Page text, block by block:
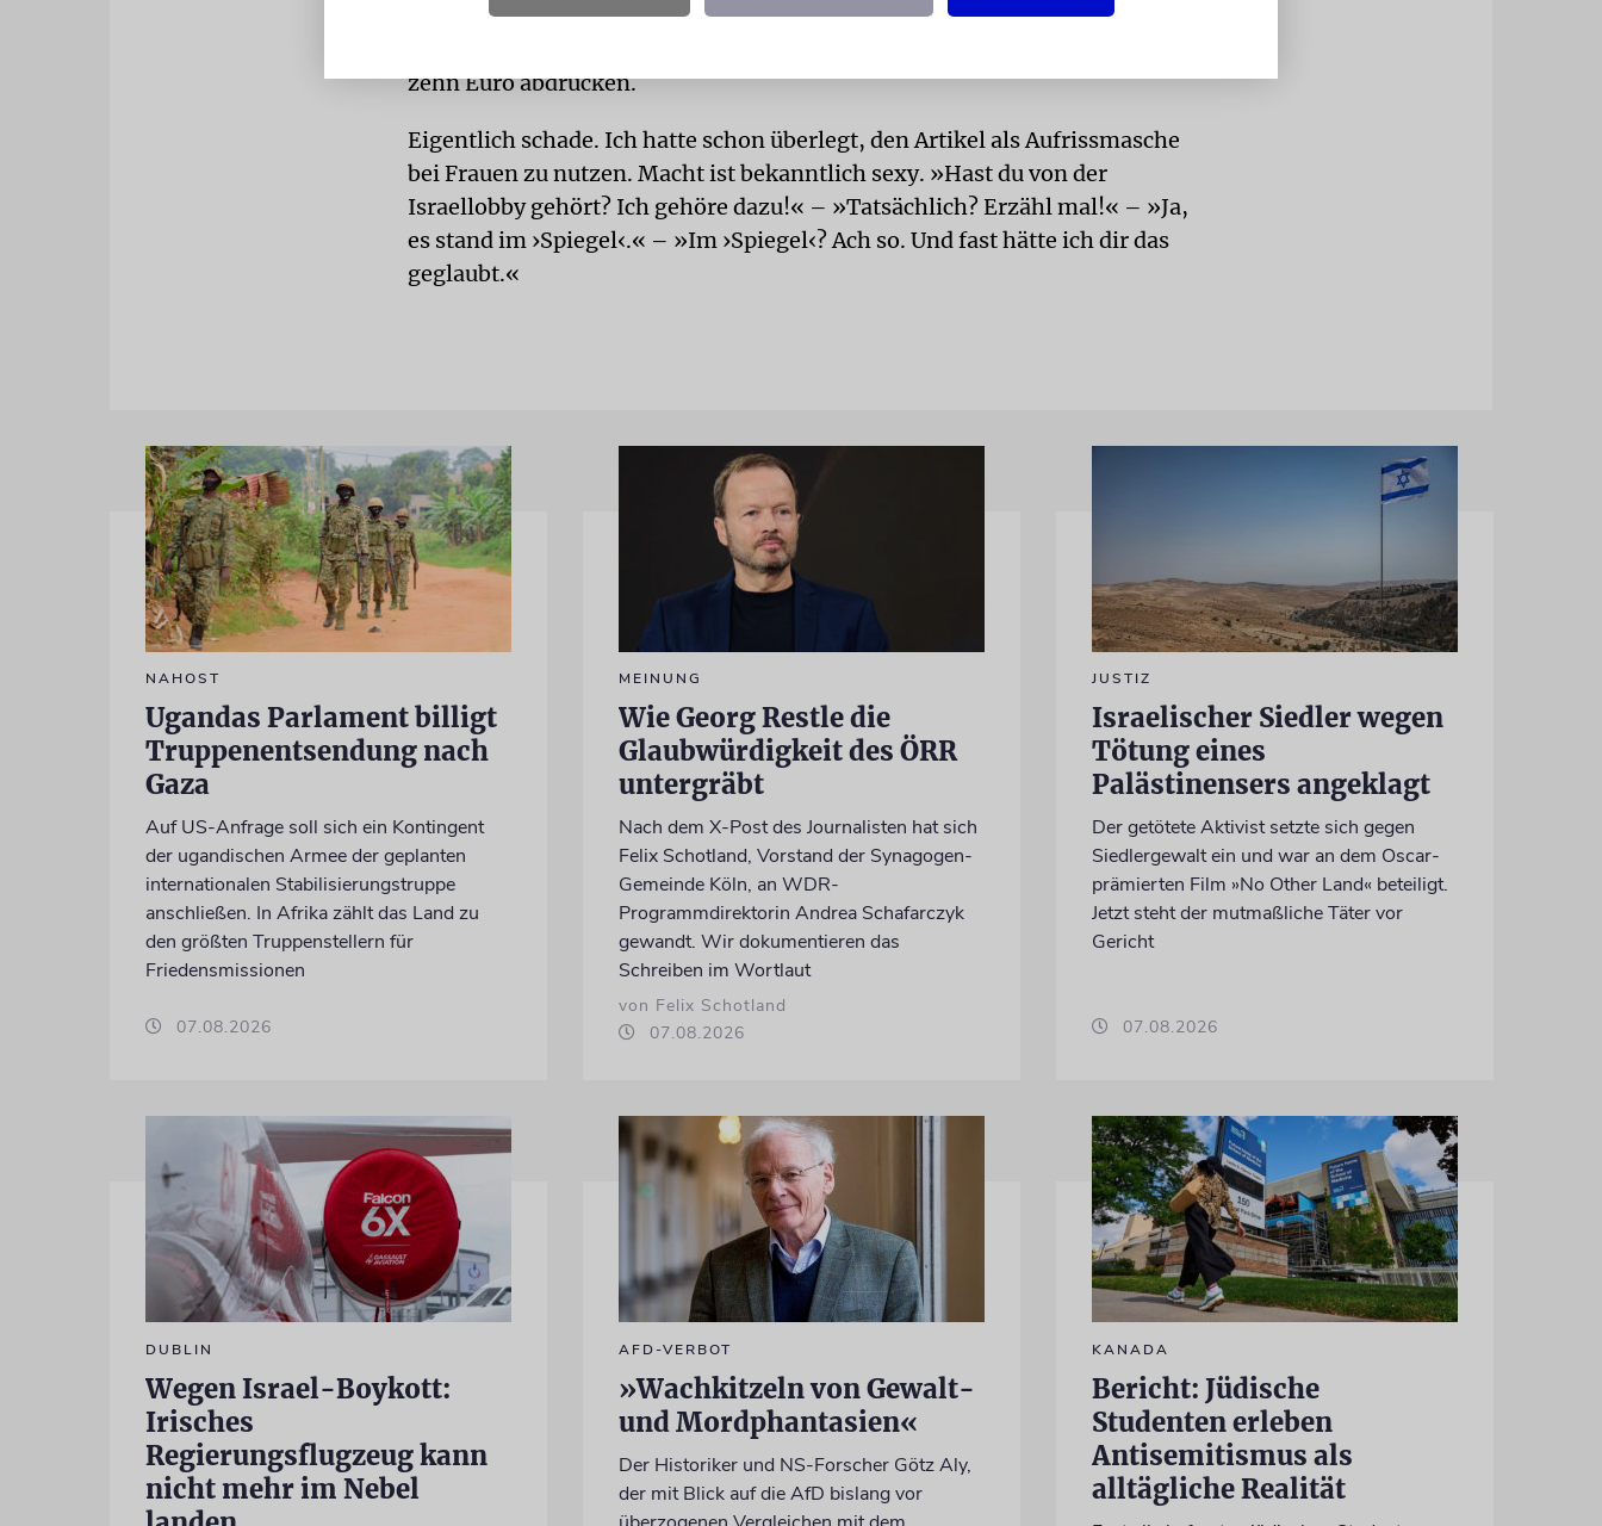
hätte ich den gefragt, ob er die PIN-Nummer meiner Kreditkarte kennt, die
zehn Euro abdrücken.
Eigentlich schade. Ich hatte schon überlegt, den Artikel als Aufrissmasche
bei Frauen zu nutzen. Macht ist bekanntlich sexy. »Hast du von der
Israellobby gehört? Ich gehöre dazu!« – »Tatsächlich? Erzähl mal!« – »Ja,
es stand im ›Spiegel‹.« – »Im ›Spiegel‹? Ach so. Und fast hätte ich dir das
geglaubt.«
NAHOST
Ugandas Parlament billigt
Truppenentsendung nach
Gaza
Auf US-Anfrage soll sich ein Kontingent
der ugandischen Armee der geplanten
internationalen Stabilisierungstruppe
anschließen. In Afrika zählt das Land zu
den größten Truppenstellern für
Friedensmissionen
07.08.2026
MEINUNG
Wie Georg Restle die
Glaubwürdigkeit des ÖRR
untergräbt
Nach dem X-Post des Journalisten hat sich
Felix Schotland, Vorstand der Synagogen-
Gemeinde Köln, an WDR-
Programmdirektorin Andrea Schafarczyk
gewandt. Wir dokumentieren das
Schreiben im Wortlaut
von Felix Schotland
07.08.2026
JUSTIZ
Israelischer Siedler wegen
Tötung eines
Palästinensers angeklagt
Der getötete Aktivist setzte sich gegen
Siedlergewalt ein und war an dem Oscar-
prämierten Film »No Other Land« beteiligt.
Jetzt steht der mutmaßliche Täter vor
Gericht
07.08.2026
DUBLIN
Wegen Israel-Boykott:
Irisches
Regierungsflugzeug kann
nicht mehr im Nebel
AFD-VERBOT
»Wachkitzeln von Gewalt-
und Mordphantasien«
Der Historiker und NS-Forscher Götz Aly,
der mit Blick auf die AfD bislang vor
KANADA
Bericht: Jüdische
Studenten erleben
Antisemitismus als
alltägliche Realität